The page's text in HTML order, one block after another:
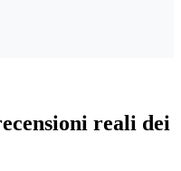
reali dei